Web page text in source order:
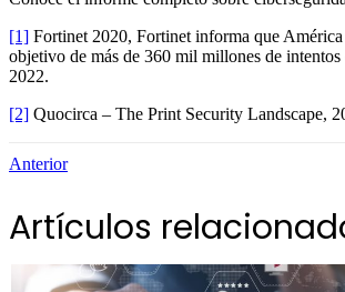
[1] Fortinet 2020, Fortinet informa que
objetivo de más de 360 mil millones de intentos
2022.
[2] Quocirca – The Print Security Landscape,
Anterior
Artículos